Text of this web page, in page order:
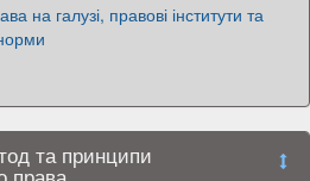
на галузі, правові інститути та
та принципи